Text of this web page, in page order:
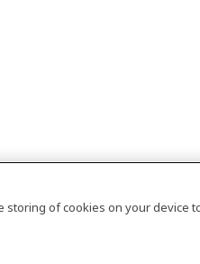
storing of cookies on your